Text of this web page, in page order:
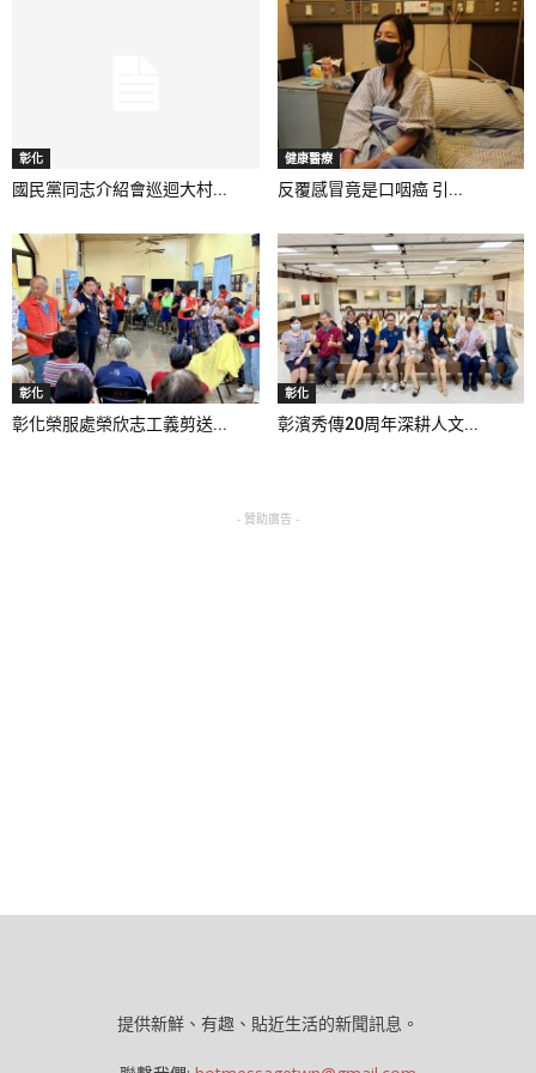
彰化
國民黨同志介紹會巡迴大村...
健康醫療
反覆感冒竟是口咽癌 引...
彰化
彰化榮服處榮欣志工義剪送...
彰化
彰濱秀傳20周年深耕人文...
- 贊助廣告 -
提供新鮮、有趣、貼近生活的新聞訊息。